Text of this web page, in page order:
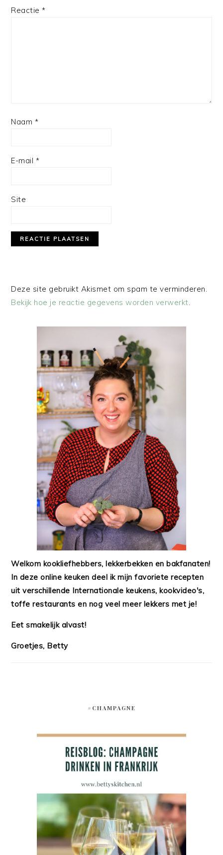
4
3
2
1
Reactie*
Naam *
E-mail *
Site
Deze site gebruikt Akismet om spam te verminderen.
Bekijk hoe je reactie gegevens worden verwerkt.
Welkom kookliefhebbers, lekkerbekken en bakfanaten!
In deze online keuken deel ik mijn favoriete recepten
uit verschillende Internationale keukens, kookvideo's,
toffe restaurants en nog veel meer lekkers met je!
Eet smakelijk alvast!
Groetjes, Betty
#CHAMPAGNE